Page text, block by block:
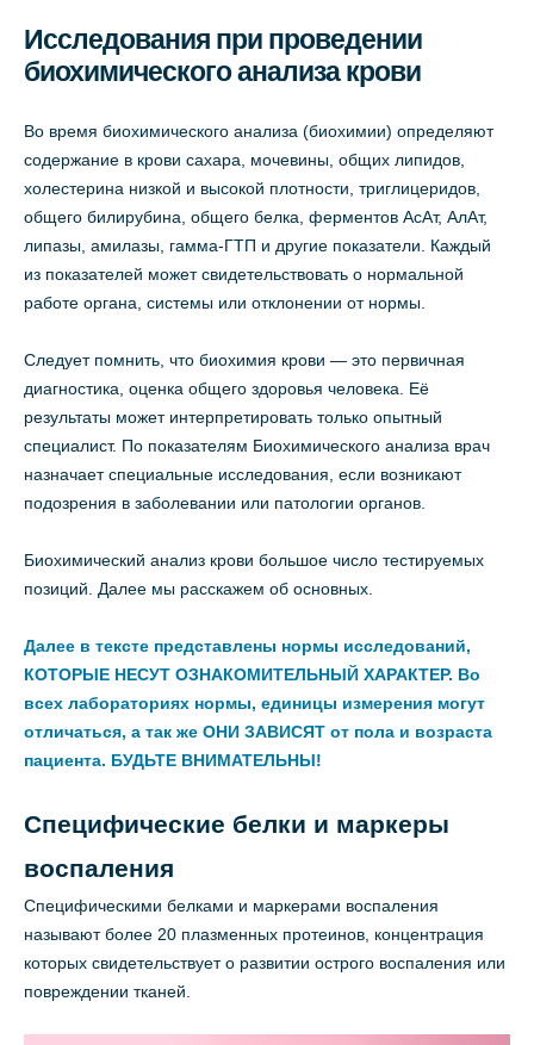
Исследования при проведении
биохимического анализа крови
Во время биохимического анализа (биохимии) определяют
содержание в крови сахара, мочевины, общих липидов,
холестерина низкой и высокой плотности, триглицеридов,
общего билирубина, общего белка, ферментов АсАт, АлАт,
липазы, амилазы, гамма-ГТП и другие показатели. Каждый
из показателей может свидетельствовать о нормальной
работе органа, системы или отклонении от нормы.
Следует помнить, что биохимия крови — это первичная
диагностика, оценка общего здоровья человека. Её
результаты может интерпретировать только опытный
специалист. По показателям Биохимического анализа врач
назначает специальные исследования, если возникают
подозрения в заболевании или патологии органов.
Биохимический анализ крови большое число тестируемых
позиций. Далее мы расскажем об основных.
Далее в тексте представлены нормы исследований,
КОТОРЫЕ НЕСУТ ОЗНАКОМИТЕЛЬНЫЙ ХАРАКТЕР. Во
всех лабораториях нормы, единицы измерения могут
отличаться, а так же ОНИ ЗАВИСЯТ от пола и возраста
пациента. БУДЬТЕ ВНИМАТЕЛЬНЫ!
Специфические белки и маркеры
воспаления
Специфическими белками и маркерами воспаления
называют более 20 плазменных протеинов, концентрация
которых свидетельствует о развитии острого воспаления или
повреждении тканей.